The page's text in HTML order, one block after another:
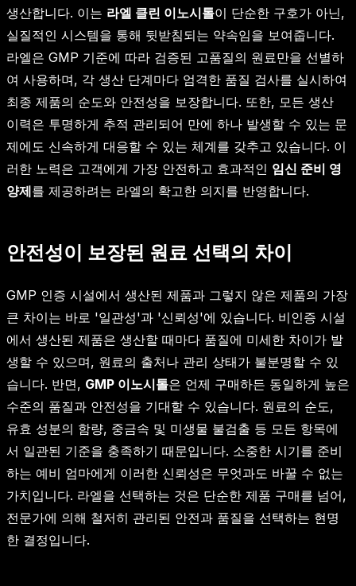
생산합니다. 이는 라엘 클린 이노시톨이 단순한 구호가 아닌,
실질적인 시스템을 통해 뒷받침되는 약속임을 보여줍니다.
라엘은 GMP 기준에 따라 검증된 고품질의 원료만을 선별하
여 사용하며, 각 생산 단계마다 엄격한 품질 검사를 실시하여
최종 제품의 순도와 안전성을 보장합니다. 또한, 모든 생산
이력은 투명하게 추적 관리되어 만에 하나 발생할 수 있는 문
제에도 신속하게 대응할 수 있는 체계를 갖추고 있습니다. 이
러한 노력은 고객에게 가장 안전하고 효과적인 임신 준비 영
양제를 제공하려는 라엘의 확고한 의지를 반영합니다.
안전성이 보장된 원료 선택의 차이
GMP 인증 시설에서 생산된 제품과 그렇지 않은 제품의 가장
큰 차이는 바로 '일관성'과 '신뢰성'에 있습니다. 비인증 시설
에서 생산된 제품은 생산할 때마다 품질에 미세한 차이가 발
생할 수 있으며, 원료의 출처나 관리 상태가 불분명할 수 있
습니다. 반면, GMP 이노시톨은 언제 구매하든 동일하게 높은
수준의 품질과 안전성을 기대할 수 있습니다. 원료의 순도,
유효 성분의 함량, 중금속 및 미생물 불검출 등 모든 항목에
서 일관된 기준을 충족하기 때문입니다. 소중한 시기를 준비
하는 예비 엄마에게 이러한 신뢰성은 무엇과도 바꿀 수 없는
가치입니다. 라엘을 선택하는 것은 단순한 제품 구매를 넘어,
전문가에 의해 철저히 관리된 안전과 품질을 선택하는 현명
한 결정입니다.